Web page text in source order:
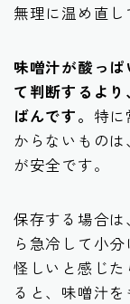
無理に温め直し
味噌汁が酸っ
て判断するよ
ばんです。 特
からないもの
が安全です。
保存する場合
ら急冷して小
怪しいと感じ
ると、味噌汁